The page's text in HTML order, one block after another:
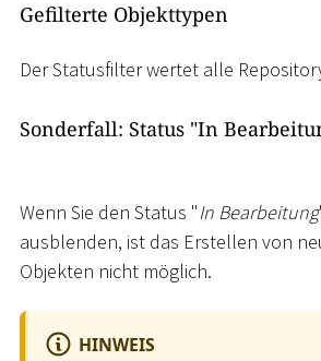
Gefilterte Objekttypen
Der Statusfilter wertet alle
Sonderfall: Status "In
Wenn Sie den Status "In Bearbeitung
ausblenden, ist das Erstellen von
Objekten nicht möglich.
HINWEIS